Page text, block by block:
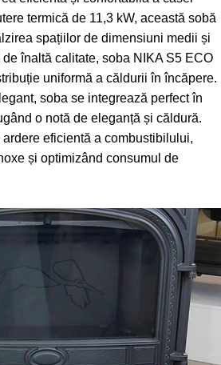
termică de 11,3 kW, această sobă
spațiilor de dimensiuni medii și
înaltă calitate, soba NIKA S5 ECO
uniformă a căldurii în încăpere.
soba se integrează perfect în
o notă de eleganță și căldură.
eficientă a combustibilului,
și optimizând consumul de